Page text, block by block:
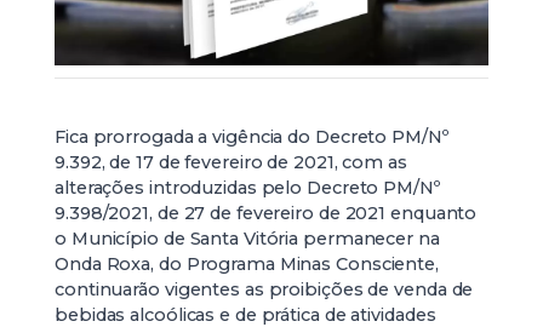
Fica prorrogada a vigência do Decreto PM/Nº
9.392, de 17 de fevereiro de 2021, com as
alterações introduzidas pelo Decreto PM/Nº
9.398/2021, de 27 de fevereiro de 2021 enquanto
o Município de Santa Vitória permanecer na
Onda Roxa, do Programa Minas Consciente,
continuarão vigentes as proibições de venda de
bebidas alcoólicas e de prática de atividades